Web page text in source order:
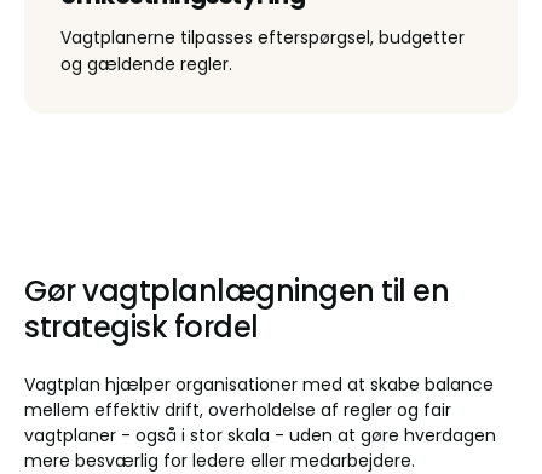
Vagtplanerne tilpasses efterspørgsel, budgetter
og gældende regler.
Gør vagtplanlægningen til en
strategisk fordel
Vagtplan hjælper organisationer med at skabe balance
mellem effektiv drift, overholdelse af regler og fair
vagtplaner - også i stor skala - uden at gøre hverdagen
mere besværlig for ledere eller medarbejdere.